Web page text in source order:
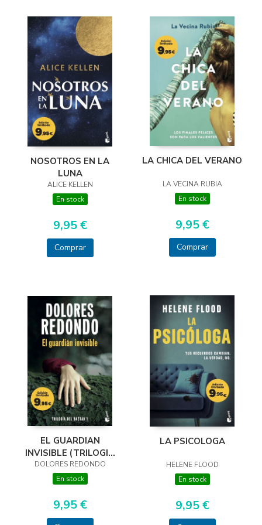
NOSOTROS EN LA
LUNA
ALICE KELLEN
En stock
9,95 €
Comprar
LA CHICA DEL VERANO
LA VECINA RUBIA
En stock
9,95 €
Comprar
EL GUARDIAN
INVISIBLE (TRILOGIA
DEL BAZTAN, 1)
DOLORES REDONDO
En stock
9,95 €
LA PSICOLOGA
HELENE FLOOD
En stock
9,95 €